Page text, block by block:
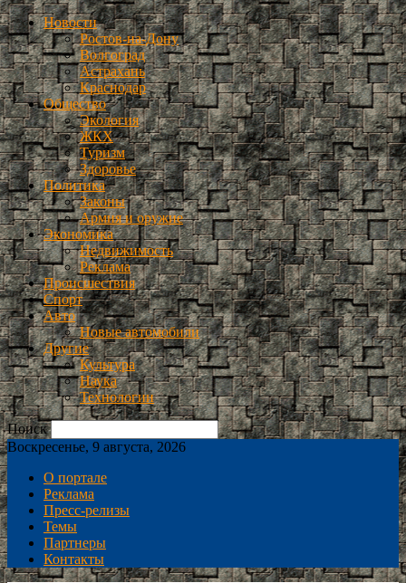
Новости
Ростов-на-Дону
Волгоград
Астрахань
Краснодар
Общество
Экология
ЖКХ
Туризм
Здоровье
Политика
Законы
Армия и оружие
Экономика
Недвижимость
Реклама
Происшествия
Спорт
Авто
Новые автомобили
Другие
Культура
Наука
Технологии
Поиск
Воскресенье, 9 августа, 2026
О портале
Реклама
Пресс-релизы
Темы
Партнеры
Контакты